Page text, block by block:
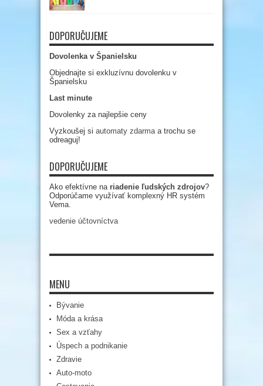
DOPORUČUJEME
Dovolenka v Španielsku
Objednajte si exkluzívnu dovolenku v
Španielsku
Last minute
Dovolenky za najlepšie ceny
Vyzkoušej si automaty zdarma a trochu se
odreaguj!
DOPORUČUJEME
Ako efektívne na riadenie ľudských zdrojov?
Odporúčame využívať komplexný HR systém
Vema.
vedenie účtovníctva
MENU
Bývanie
Móda a krása
Sex a vzťahy
Úspech a podnikanie
Zdravie
Auto-moto